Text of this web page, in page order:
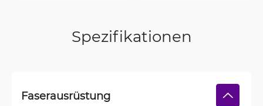
Spezifikationen
Faserausrüstung